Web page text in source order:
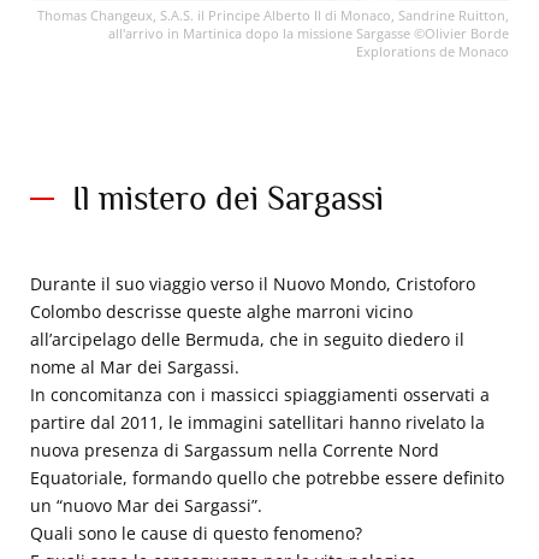
Thomas Changeux, S.A.S. il Principe Alberto II di Monaco, Sandrine Ruitton,
all'arrivo in Martinica dopo la missione Sargasse ©Olivier Borde
Explorations de Monaco
Il mistero dei Sargassi
Durante il suo viaggio verso il Nuovo Mondo, Cristoforo
Colombo descrisse queste alghe marroni vicino
all’arcipelago delle Bermuda, che in seguito diedero il
nome al Mar dei Sargassi.
In concomitanza con i massicci spiaggiamenti osservati a
partire dal 2011, le immagini satellitari hanno rivelato la
nuova presenza di Sargassum nella Corrente Nord
Equatoriale, formando quello che potrebbe essere definito
un “nuovo Mar dei Sargassi”.
Quali sono le cause di questo fenomeno?